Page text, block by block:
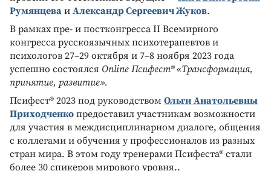
Румянцева и Александр Сергеевич Жуков.
В рамках пре- и постконгресса II Всемирного
конгресса русскоязычных психотерапевтов и
психологов 27–29 октября и 7–8 ноября 2023 года
успешно состоялся Online Псифест®«Трансформация,
принятие, развитие».
Псифест® 2023 под руководством Ольги Анатольевны
Приходченко предоставил участникам возможности
для участия в междисциплинарном диалоге, общения
с коллегами и обучения у профессионалов из разных
стран мира. В этом году тренерами Псифеста® стали
более 30 спикеров мирового уровня..